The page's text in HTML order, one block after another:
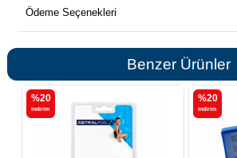
Ödeme Seçenekleri
Benzer Ürünler